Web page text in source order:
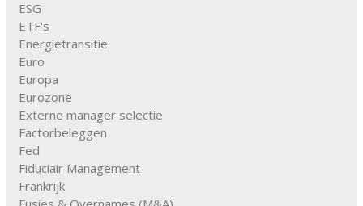
ESG
ETF's
Energietransitie
Euro
Europa
Eurozone
Externe manager selectie
Factorbeleggen
Fed
Fiduciair Management
Frankrijk